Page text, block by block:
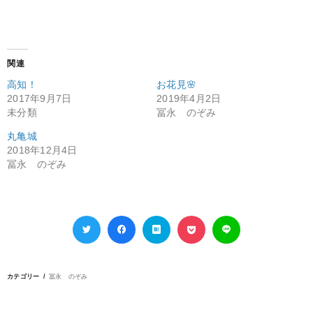
関連
高知！
2017年9月7日
未分類
お花見🌸
2019年4月2日
冨永 のぞみ
丸亀城
2018年12月4日
冨永 のぞみ
カテゴリー 冨永 のぞみ